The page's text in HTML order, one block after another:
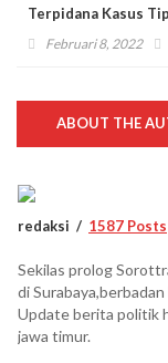
Terpidana Kasus
Jual Beli Kayu
Februari 8, 2022
ABOUT THE
redaksi 1587 Posts
Sekilas prolog
di
Update berita politik
jawa timur.